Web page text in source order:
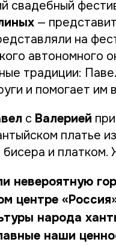
свадебный
—
на
автономного
традиции:
и помогает им
с Валерией
платье
бисера и
невероятную
центре
народа
наши